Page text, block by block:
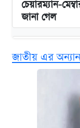
চেয়ারম্যান-
জানা গেল
ভাতা
ঢাবির
জাতীয় এর